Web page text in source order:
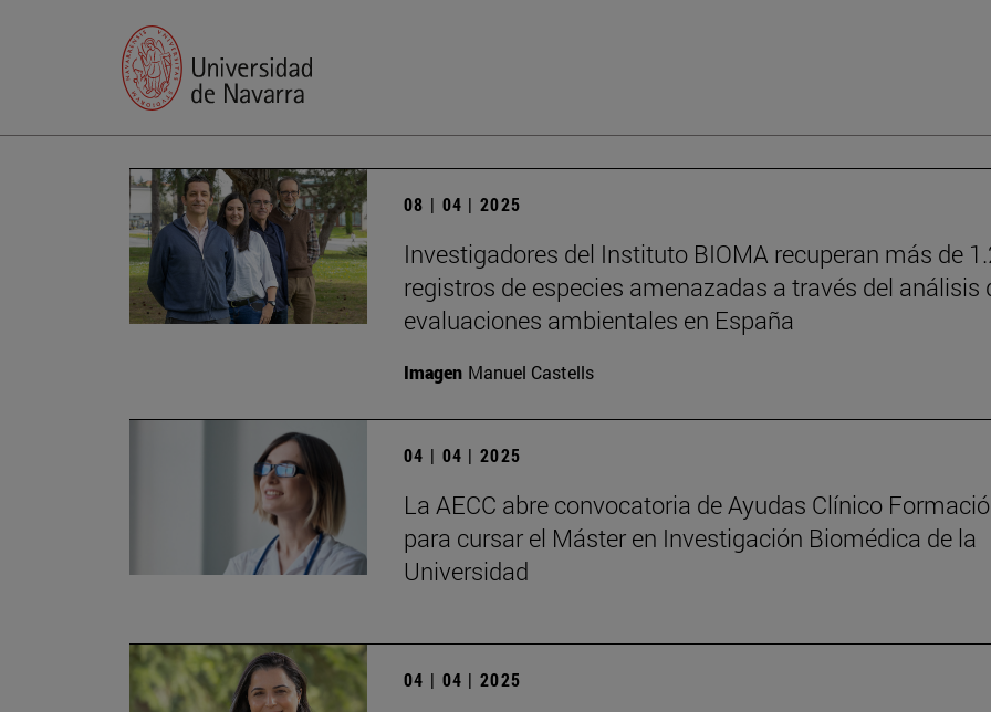
08 | 04 | 2025
Investigadores del Instituto BIOMA recuperan más de
registros de especies amenazadas a través del análisis
evaluaciones ambientales en España
Imagen Manuel Castells
04 | 04 | 2025
La AECC abre convocatoria de Ayudas Clínico
para cursar el Máster en Investigación Biomédica de la
Universidad
04 | 04 | 2025